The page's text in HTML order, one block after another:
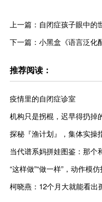
上一篇：自闭症孩子眼中的
下一篇：小黑盒《语言泛化
推荐阅读：
疫情里的自闭症诊室
机构只是拐棍，迟早得扔
探秘『渔计划』，集体实操
“这样做”“做一样”，动作模
柯晓燕：12个月大就能看出